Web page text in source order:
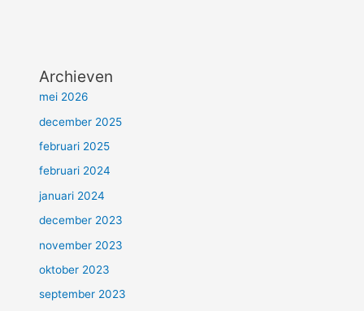
Archieven
mei 2026
december 2025
februari 2025
februari 2024
januari 2024
december 2023
november 2023
oktober 2023
september 2023